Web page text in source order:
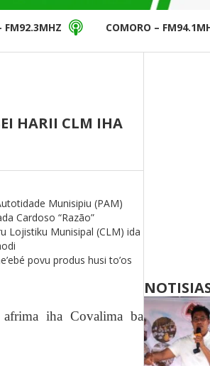
FM92.3MHZ COMORO –
HARII CLM IHA
Munisipiu (PAM)
Cardoso “Razão”
Lojistiku Munisipal (CLM) ida
povu produs husi to’os
afrima iha Covalima ba